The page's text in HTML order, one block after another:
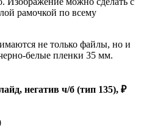
рамочкой по всему
не только файлы, но и
белые пленки 35 мм.
негатив ч/б (тип 135), ₽